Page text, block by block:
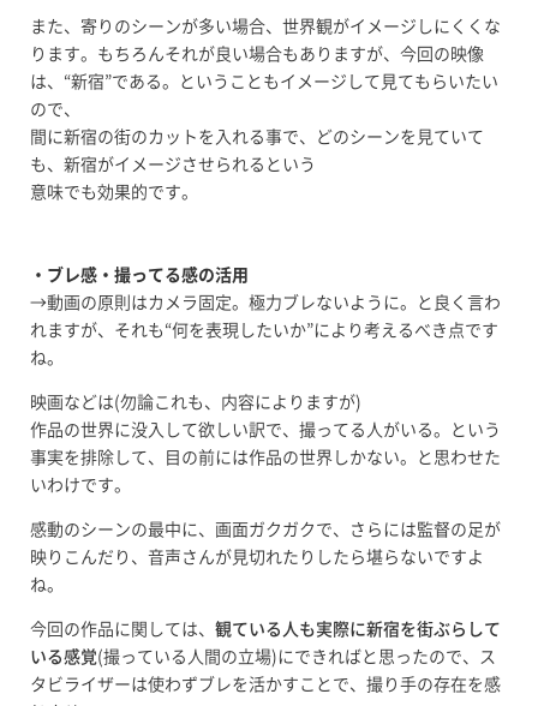
また、寄りのシーンが多い場合、世界観がイメージしにくくな
ります。もちろんそれが良い場合もありますが、今回の映像
は、“新宿”である。ということもイメージして見てもらいたい
ので、
間に新宿の街のカットを入れる事で、どのシーンを見ていて
も、新宿がイメージさせられるという
意味でも効果的です。
・ブレ感・撮ってる感の活用
→動画の原則はカメラ固定。極力ブレないように。と良く言わ
れますが、それも“何を表現したいか”により考えるべき点です
ね。
映画などは(勿論これも、内容によりますが)
作品の世界に没入して欲しい訳で、撮ってる人がいる。という
事実を排除して、目の前には作品の世界しかない。と思わせた
いわけです。
感動のシーンの最中に、画面ガクガクで、さらには監督の足が
映りこんだり、音声さんが見切れたりしたら堪らないですよ
ね。
今回の作品に関しては、 観ている人も実際に新宿を街ぶらして
いる感覚(撮っている人間の立場)にできればと思ったので、ス
タビライザーは使わずブレを活かすことで、撮り手の存在を感